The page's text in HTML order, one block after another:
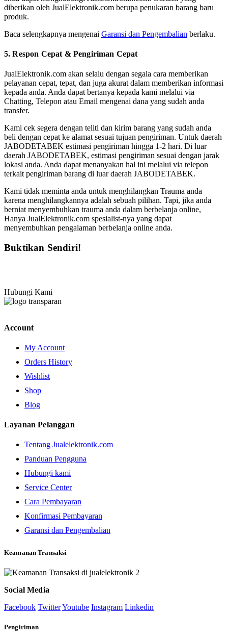
diberikan oleh JualElektronik.com berupa penukaran barang baru
produk.
Baca selengkapnya mengenai Garansi dan Pengembalian berlaku.
5. Respon Cepat & Pengiriman Cepat
JualElektronik.com akan selalu dengan segala cara memberikan
pelayanan cepat, tepat, dan juga akurat dalam memberikan informasi
kepada anda. Anda dapat bertanya kepada kami melalui via
Chatting, Telepon atau Email mengenai dana yang sudah anda
transfer.
Kami cek segera dengan teliti dan kirim barang yang sudah anda
beli dengan cepat ke alamat sesuai tujuan pengiriman. Untuk daerah
JABODETABEK estimasi pengiriman hingga 1-2 hari. Di luar
daerah JABODETABEK, estimasi pengiriman sesuai dengan jarak
lokasi anda. Anda dapat menanyakan hal ini melalui via telepon
terkait pengiriman barang di luar daerah JABODETABEK.
Kami tidak meminta anda untuk menghilangkan Trauma anda
karena menghilangkannya adalah sebuah pilihan. Tapi, jika anda
berniat menyembuhkan trauma anda dalam berbelanja online,
Hanya JualElektronik.com spesialist-nya yang dapat
menyembuhkan pengalaman berbelanja online anda.
Buktikan Sendiri!
Hubungi Kami
Account
My Account
Orders History
Wishlist
Shop
Blog
Layanan Pelanggan
Tentang Jualelektronik.com
Panduan Pengguna
Hubungi kami
Service Center
Cara Pembayaran
Konfirmasi Pembayaran
Garansi dan Pengembalian
Keamanan Transaksi
Social Media
Facebook TwitterYoutube Instagram Linkedin
Pengiriman